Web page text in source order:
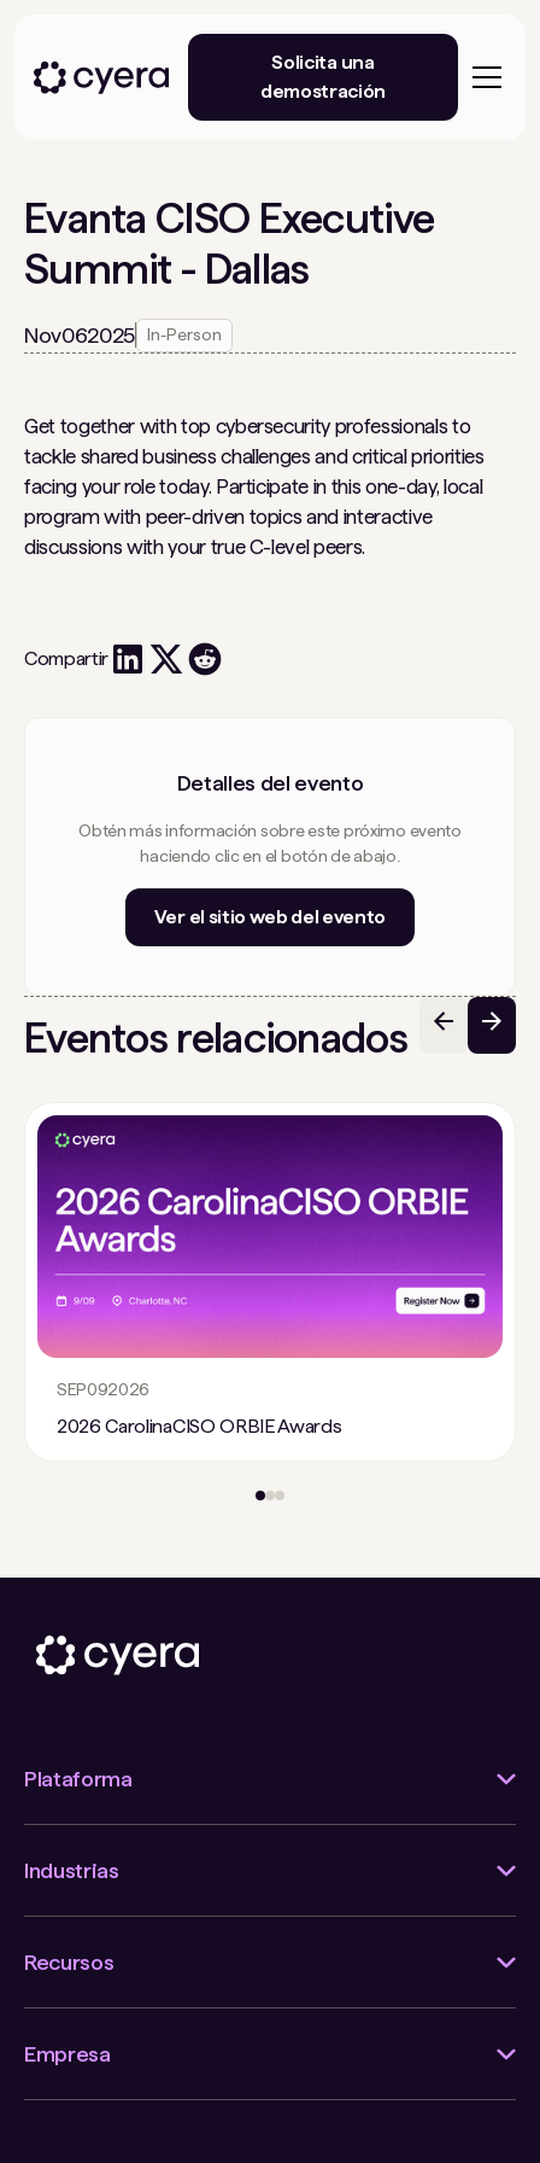
Solicita una
demostración
Evanta CISO Executive
Summit - Dallas
Nov062025 In-Person
Get together with top cybersecurity professionals to
tackle shared business challenges and critical priorities
facing your role today. Participate in this one-day, local
program with peer-driven topics and interactive
discussions with your true C-level peers.
Compartir
Detalles del evento
Obtén más información sobre este próximo evento
haciendo clic en el botón de abajo.
Ver el sitio web del evento
Eventos relacionados
SEP092026
2026 CarolinaCISO ORBIE Awards
Plataforma
Industrias
Recursos
Empresa